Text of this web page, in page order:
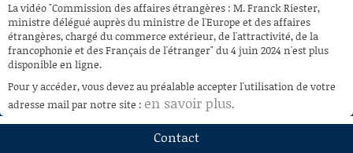
À LA DEMANDE
RECHERCHE
AIDE À LA DÉCOUPE
DE VIDÉOS
La vidéo "Commission des affaires étrangères : M. Franck Riester,
ministre délégué auprès du ministre de l'Europe et des affaires
étrangères, chargé du commerce extérieur, de l'attractivité, de la
francophonie et des Français de l'étranger" du 4 juin 2024 n'est plus
disponible en ligne.
Pour y accéder, vous devez au préalable accepter l'utilisation de votre
adresse mail par notre site : en savoir plus.
Contact